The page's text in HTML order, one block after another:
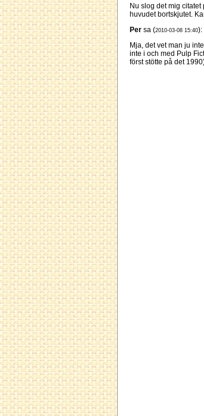
Nu slog det mig
huvudet bortskjutet.
Per sa (2010-03-08 15:40):
Mja, det vet man ju
inte i och med Pulp
först stötte på det